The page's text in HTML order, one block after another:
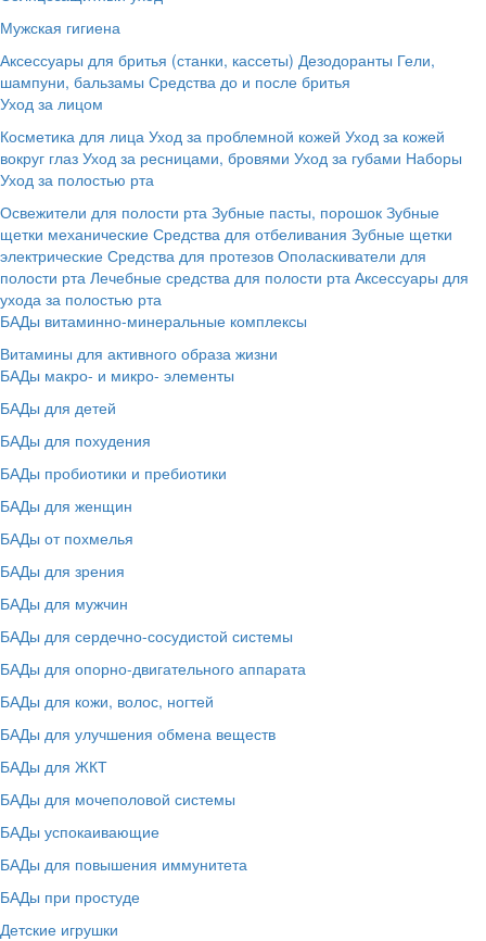
Мужская гигиена
Аксессуары для бритья (станки, кассеты) Дезодоранты Гели,
шампуни, бальзамы Средства до и после бритья
Уход за лицом
Косметика для лица Уход за проблемной кожей Уход за кожей
вокруг глаз Уход за ресницами, бровями Уход за губами Наборы
Уход за полостью рта
Освежители для полости рта Зубные пасты, порошок Зубные
щетки механические Средства для отбеливания Зубные щетки
электрические Средства для протезов Ополаскиватели для
полости рта Лечебные средства для полости рта Аксессуары для
ухода за полостью рта
БАДы витаминно-минеральные комплексы
Витамины для активного образа жизни
БАДы макро- и микро- элементы
БАДы для детей
БАДы для похудения
БАДы пробиотики и пребиотики
БАДы для женщин
БАДы от похмелья
БАДы для зрения
БАДы для мужчин
БАДы для сердечно-сосудистой системы
БАДы для опорно-двигательного аппарата
БАДы для кожи, волос, ногтей
БАДы для улучшения обмена веществ
БАДы для ЖКТ
БАДы для мочеполовой системы
БАДы успокаивающие
БАДы для повышения иммунитета
БАДы при простуде
Детские игрушки